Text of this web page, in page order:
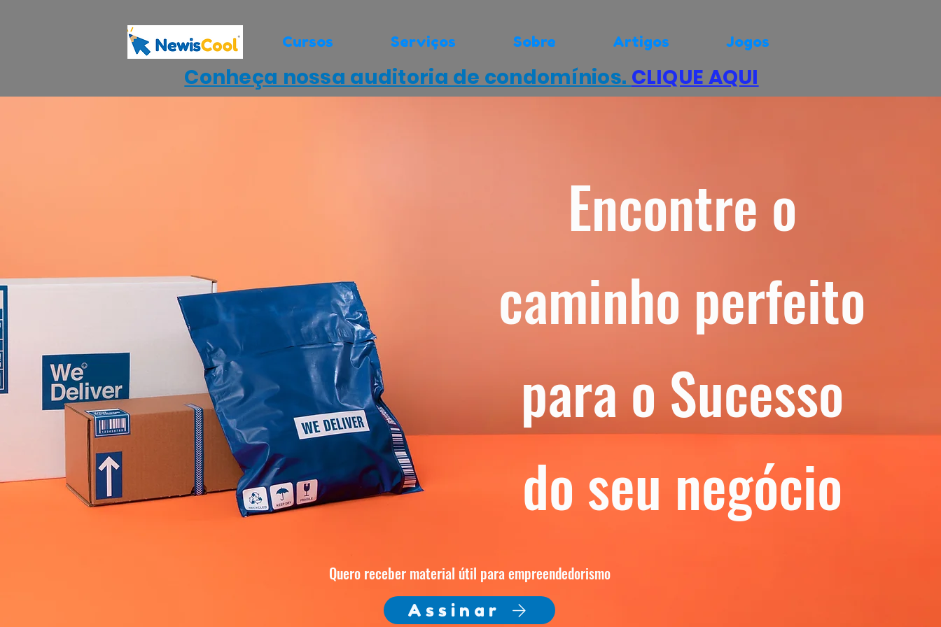
Cursos Serviços Sobre Artigos Jogos
Conheça nossa auditoria de condomínios. CLIQUE AQUI
Encontre o
caminho perfeito
para o Sucesso
do seu negócio
Quero receber material útil para empreendedorismo
Assinar